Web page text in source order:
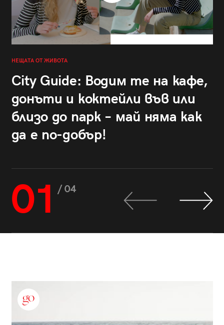
НЕЩАТА ОТ ЖИВОТА
City Guide: Водим те на кафе,
донъти и коктейли във или
близо до парк – май няма как
да е по-добър!
01 / 04